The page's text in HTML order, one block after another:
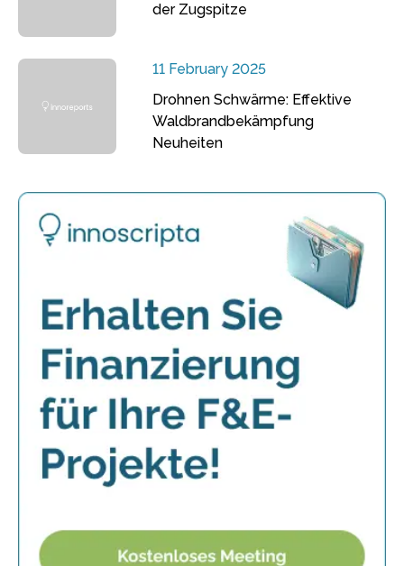
der Zugspitze
11 February 2025
Drohnen Schwärme: Effektive
Waldbrandbekämpfung
Neuheiten